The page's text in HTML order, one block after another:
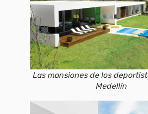
Las mansiones de los
Medellín